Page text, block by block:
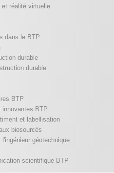
réalité virtuelle
dans le BTP
durable
durable
BTP
innovantes BTP
et labellisation
biosourcés
géotechnique
scientifique BTP